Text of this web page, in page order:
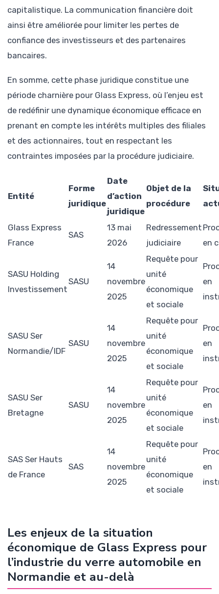
capitalistique. La communication financière doit
ainsi être améliorée pour limiter les pertes de
confiance des investisseurs et des partenaires
bancaires.
En somme, cette phase juridique constitue une
période charnière pour Glass Express, où l’enjeu est
de redéfinir une dynamique économique efficace en
prenant en compte les intérêts multiples des filiales
et des actionnaires, tout en respectant les
contraintes imposées par la procédure judiciaire.
Entité
Forme
juridique
Date
d’action
juridique
Objet de la
procédure
Glass Express
France
SAS
13 mai
2026
Redressement
judiciaire
en
SASU Holding
Investissement
SASU
14
novembre
2025
Requête pour
unité
économique
et sociale
en
SASU Ser
Normandie/IDF
SASU
14
novembre
2025
Requête pour
unité
économique
et sociale
en
SASU Ser
Bretagne
SASU
14
novembre
2025
Requête pour
unité
économique
et sociale
en
SAS Ser Hauts
de France
SAS
14
novembre
2025
Requête pour
unité
économique
et sociale
en
Les enjeux de la situation
économique de Glass Express pour
l’industrie du verre automobile en
Normandie et au-delà